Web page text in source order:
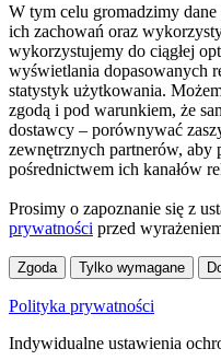
W tym celu gromadzimy
ich zachowań oraz
wykorzystujemy do ciągłej
wyświetlania dopasowanych
statystyk użytkowania.
zgodą i pod warunkiem, że
dostawcy – porównywać
zewnętrznych partnerów, aby
pośrednictwem ich kanałów
Prosimy o zapoznanie się z
prywatności przed
Zgoda Tylko wymagane
Polityka prywatności
Indywidualne ustawienia